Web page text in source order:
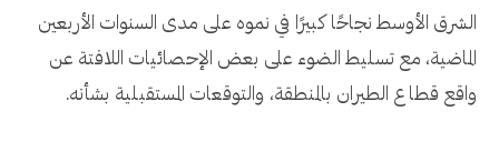
الشرق الأوسط نجاحًا كبيرًا في نموه على مدى السنوات الأربعين
الماضية، مع تسليط الضوء على بعض الإحصائيات اللافتة عن
واقع قطاع الطيران بالمنطقة، والتوقعات المستقبلية بشأنه.